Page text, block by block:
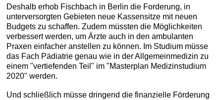
Deshalb erhob Fischbach in Berlin die Forderung, in
unterversorgten Gebieten neue Kassensitze mit neuen
Budgets zu schaffen. Zudem müssten die Möglichkeiten
verbessert werden, um Ärzte auch in den ambulanten
Praxen einfacher anstellen zu können. Im Studium müsse
das Fach Pädiatrie genau wie in der Allgemeinmedizin zu
einem "vertiefenden Teil" im "Masterplan Medizinstudium
2020" werden.
Und schließlich müsse dringend die finanzielle Förderung